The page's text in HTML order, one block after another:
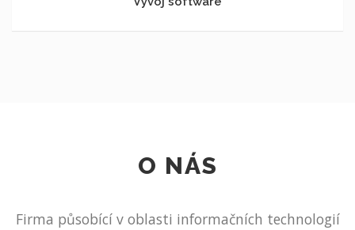
O NÁS
Firma působící v oblasti informačních technologií